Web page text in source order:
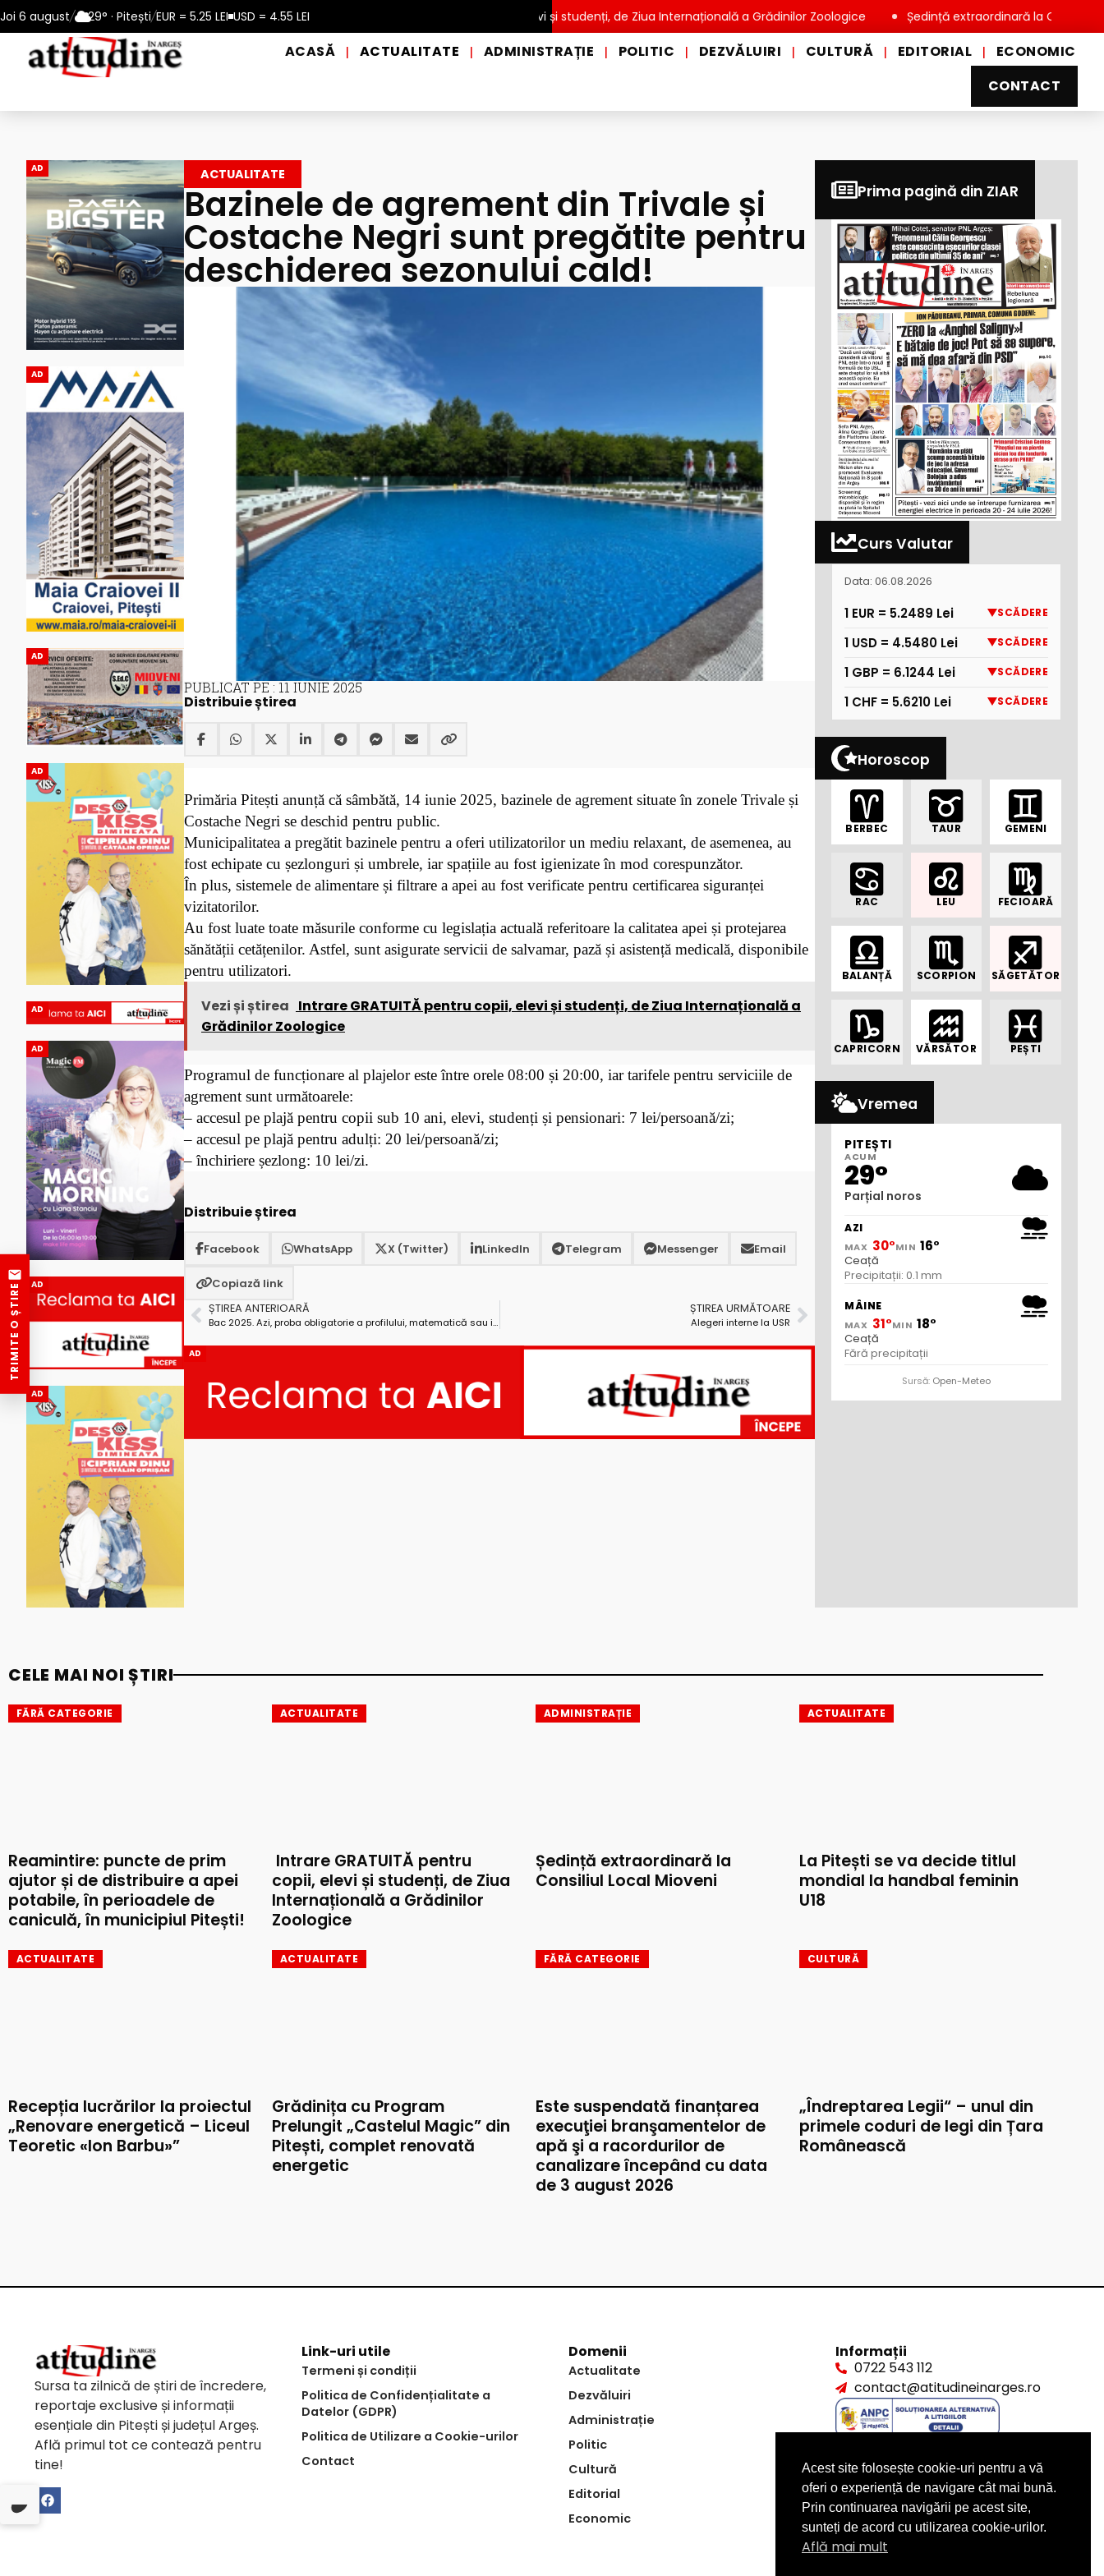
Joi 6 august/ 29° · Pitești/EUR = 5.25 LEI USD = 4.55 LEI
de caniculă, în municipiul Pitești! Intrare GRATUITĂ pentru copii, elevi și studenți, de Ziua Internațională a Grădinilor Zoologice Ședință extraordinară la Consiliul Local
ACASĂ | ACTUALITATE | ADMINISTRAȚIE | POLITIC | DEZVĂLUIRI | CULTURĂ | EDITORIAL |
ECONOMIC
CONTACT
AD
AD
AD
AD
AD
AD
AD
AD
ACTUALITATE
Bazinele de agrement din Trivale și
Costache Negri sunt pregătite pentru
deschiderea sezonului cald!
PUBLICAT PE : 11 IUNIE 2025
Distribuie știrea
Primăria Pitești anunță că sâmbătă, 14 iunie 2025, bazinele de agrement situate în zonele Trivale și
Costache Negri se deschid pentru public.
Municipalitatea a pregătit bazinele pentru a oferi utilizatorilor un mediu relaxant, de asemenea, au
fost echipate cu șezlonguri și umbrele, iar spațiile au fost igienizate în mod corespunzător.
În plus, sistemele de alimentare și filtrare a apei au fost verificate pentru certificarea siguranței
vizitatorilor.
Au fost luate toate măsurile conforme cu legislația actuală referitoare la calitatea apei și protejarea
sănătății cetățenilor. Astfel, sunt asigurate servicii de salvamar, pază și asistență medicală, disponibile
pentru utilizatori.
Vezi și știrea Intrare GRATUITĂ pentru copii, elevi și studenți, de Ziua Internațională a
Grădinilor Zoologice
Programul de funcționare al plajelor este între orele 08:00 și 20:00, iar tarifele pentru serviciile de
agrement sunt următoarele:
– accesul pe plajă pentru copii sub 10 ani, elevi, studenți și pensionari: 7 lei/persoană/zi;
– accesul pe plajă pentru adulți: 20 lei/persoană/zi;
– închiriere șezlong: 10 lei/zi.
Distribuie știrea
Facebook WhatsApp X (Twitter) LinkedIn Telegram Messenger Email
Copiază link
ȘTIREA ANTERIOARĂ
Bac 2025. Azi, proba obligatorie a profilului, matematică sau istorie
ȘTIREA URMĂTOARE
Alegeri interne la USR
AD
Prima pagină din ZIAR
Curs Valutar
Data: 06.08.2026
1 EUR = 5.2489 Lei SCĂDERE
1 USD = 4.5480 Lei SCĂDERE
1 GBP = 6.1244 Lei SCĂDERE
1 CHF = 5.6210 Lei SCĂDERE
Horoscop
BERBEC TAUR GEMENI
RAC LEU FECIOARĂ
BALANȚĂ SCORPION SĂGETĂTOR
CAPRICORN VĂRSĂTOR PEȘTI
Vremea
PITEȘTI
ACUM
29°
Parțial noros
AZI
MAX 30°MIN 16°
Ceață
Precipitații: 0.1 mm
MÂINE
MAX 31°MIN 18°
Ceață
Fără precipitații
Sursă: Open-Meteo
CELE MAI NOI ȘTIRI
FĂRĂ CATEGORIE
Reamintire: puncte de prim
ajutor și de distribuire a apei
potabile, în perioadele de
caniculă, în municipiul Pitești!
ACTUALITATE
Intrare GRATUITĂ pentru
copii, elevi și studenți, de Ziua
Internațională a Grădinilor
Zoologice
ADMINISTRAȚIE
Ședință extraordinară la
Consiliul Local Mioveni
ACTUALITATE
La Pitești se va decide titlul
mondial la handbal feminin
U18
ACTUALITATE
Recepția lucrărilor la proiectul
„Renovare energetică – Liceul
Teoretic «Ion Barbu»”
ACTUALITATE
Grădinița cu Program
Prelungit „Castelul Magic” din
Pitești, complet renovată
energetic
FĂRĂ CATEGORIE
Este suspendată finanțarea
execuţiei branşamentelor de
apă şi a racordurilor de
canalizare începând cu data
de 3 august 2026
CULTURĂ
„Îndreptarea Legii“ – unul din
primele coduri de legi din Țara
Românească
Sursa ta zilnică de știri de încredere,
reportaje exclusive și informații
esențiale din Pitești și județul Argeș.
Află primul tot ce contează pentru
tine!
Link-uri utile
Termeni și condiții
Politica de Confidențialitate a
Datelor (GDPR)
Politica de Utilizare a Cookie-urilor
Contact
Domenii
Actualitate
Dezvăluiri
Administrație
Politic
Cultură
Editorial
Economic
Informații
0722 543 112
contact@atitudineinarges.ro
TRIMITE O ȘTIRE
Acest site folosește cookie-uri pentru a vă
oferi o experiență de navigare cât mai bună.
Prin continuarea navigării pe acest site,
sunteți de acord cu utilizarea cookie-urilor.
Află mai mult